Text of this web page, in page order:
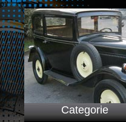
p:/
Categorie